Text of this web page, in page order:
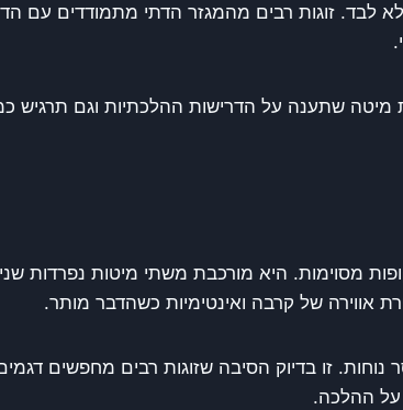
זוגות רבים מהמגזר הדתי מתמודדים עם
שתענה על הדרישות ההלכתיות וגם תרגיש
מסוימות. היא מורכבת משתי מיטות נפרדות
אווירה של קרבה ואינטימיות כשהדבר מותר.
זו בדיוק הסיבה שזוגות רבים מחפשים
על ההלכה.